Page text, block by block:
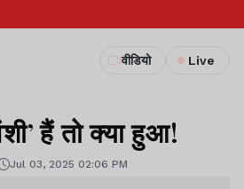
वीडियो Live
हैं तो क्या हुआ!
Jul 03, 2025 02:06 PM